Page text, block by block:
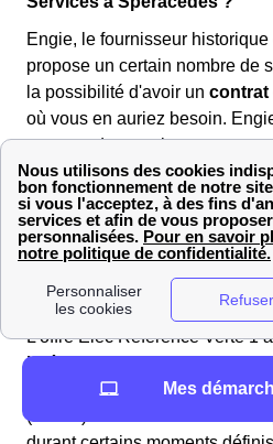
Engie, le fournisseur
propose un certain nombre de
la possibilité d'avoir un contrat
où vous en auriez besoin.
propose des services partout
possibilité de retrouver les
services disponibles proches
Spéracèdes sur lesite Engie
guide pratique et astuces
L’offre Elec Référence Verte 1
intéressante
Cette dernière permet à la
(06530) de bénéficier d’un
Mes